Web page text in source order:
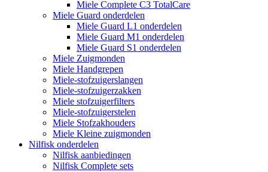
Miele Complete C3 TotalCare
Miele Guard onderdelen
Miele Guard L1 onderdelen
Miele Guard M1 onderdelen
Miele Guard S1 onderdelen
Miele Zuigmonden
Miele Handgrepen
Miele-stofzuigerslangen
Miele-stofzuigerzakken
Miele stofzuigerfilters
Miele-stofzuigerstelen
Miele Stofzakhouders
Miele Kleine zuigmonden
Nilfisk onderdelen
Nilfisk aanbiedingen
Nilfisk Complete sets